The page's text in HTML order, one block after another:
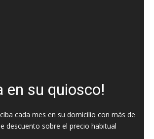
en su quiosco!
cada mes en su domicilio con más de
descuento sobre el precio habitual